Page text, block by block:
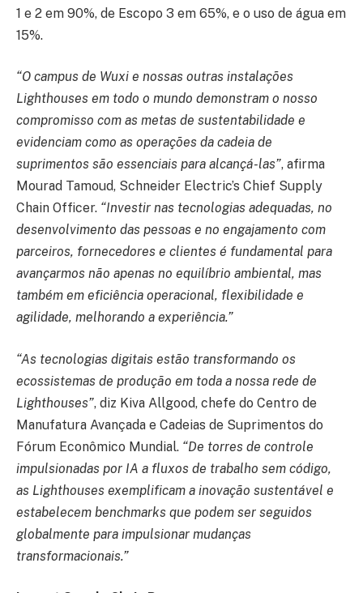
1 e 2 em 90%, de Escopo 3 em 65%, e o uso de água em
15%.
“O campus de Wuxi e nossas outras instalações
Lighthouses em todo o mundo demonstram o nosso
compromisso com as metas de sustentabilidade e
evidenciam como as operações da cadeia de
suprimentos são essenciais para alcançá-las”, afirma
Mourad Tamoud, Schneider Electric’s Chief Supply
Chain Officer. “Investir nas tecnologias adequadas, no
desenvolvimento das pessoas e no engajamento com
parceiros, fornecedores e clientes é fundamental para
avançarmos não apenas no equilíbrio ambiental, mas
também em eficiência operacional, flexibilidade e
agilidade, melhorando a experiência.”
“As tecnologias digitais estão transformando os
ecossistemas de produção em toda a nossa rede de
Lighthouses”, diz Kiva Allgood, chefe do Centro de
Manufatura Avançada e Cadeias de Suprimentos do
Fórum Econômico Mundial. “De torres de controle
impulsionadas por IA a fluxos de trabalho sem código,
as Lighthouses exemplificam a inovação sustentável e
estabelecem benchmarks que podem ser seguidos
globalmente para impulsionar mudanças
transformacionais.”